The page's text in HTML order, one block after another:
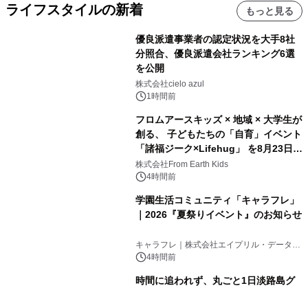
ライフスタイルの新着 もっと見る
優良派遣事業者の認定状況を大手8社
分照合、優良派遣会社ランキング6選
を公開
株式会社cielo azul
1時間前
フロムアースキッズ × 地域 × 大学生が
創る、 子どもたちの「自育」イベント
「諸福ジーク×Lifehug」 を8月23日
(日)開催
株式会社From Earth Kids
4時間前
学園生活コミュニティ「キャラフレ」
｜2026『夏祭りイベント』のお知らせ
キャラフレ｜株式会社エイプリル・データ・
デザインズ
4時間前
時間に追われず、丸ごと1日淡路島グ